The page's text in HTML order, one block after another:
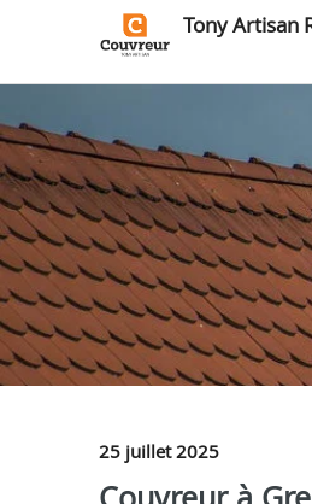
Tony Artisan
25 juillet 2025